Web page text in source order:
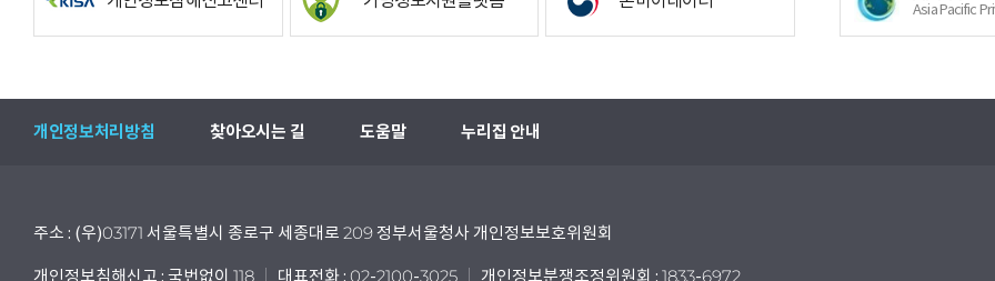
Asia Pacific
개인정보처리방침 찾아오시는 길 도움말 누리집 안내
주소 : (우)03171 서울특별시 종로구 세종대로 209 정부서울청사 개인정보보호위원회
개인정보침해신고 : 국번없이 118 대표전화 : 02-2100-3025 개인정보분쟁조정위원회 : 1833-6972